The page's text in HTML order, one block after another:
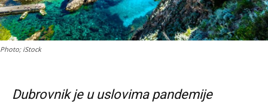
Photo; iStock
Dubrovnik je u uslovima pandemije